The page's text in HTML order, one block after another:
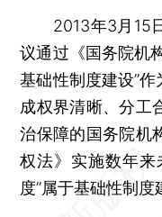
2013年3月15日
议通过《国务院机
基础性制度建设”
成权界清晰、分工
治保障的国务院机
权法》实施数年来
度”属于基础性制度